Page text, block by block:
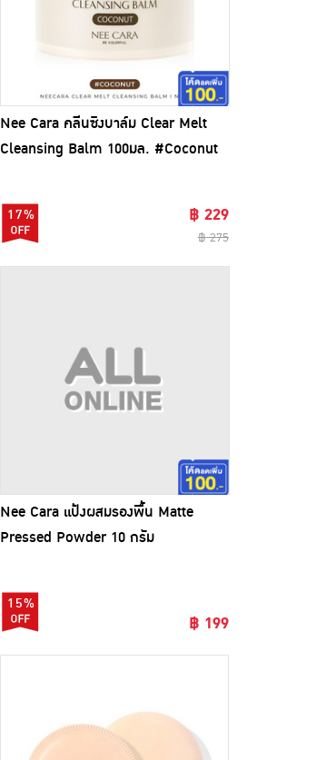
Nee Cara คลีนซิงบาล์ม Clear Melt
Cleansing Balm 100มล. #Coconut
17% ฿ 229
฿ 275
Nee Cara แป้งผสมรองพื้น Matte
Pressed Powder 10 กรัม
15%
฿ 199